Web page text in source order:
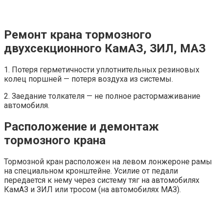
Ремонт крана тормозного
двухсекционного КамАЗ, ЗИЛ, МАЗ
1. Потеря герметичности уплотнительных резиновых
колец поршней — потеря воздуха из системы.
2. Заедание толкателя — не полное растормаживание
автомобиля.
Расположение и демонтаж
тормозного крана
Тормозной кран расположен на левом лонжероне рамы
на специальном кронштейне. Усилие от педали
передается к нему через систему тяг на автомобилях
КамАЗ и ЗИЛ или тросом (на автомобилях МАЗ).